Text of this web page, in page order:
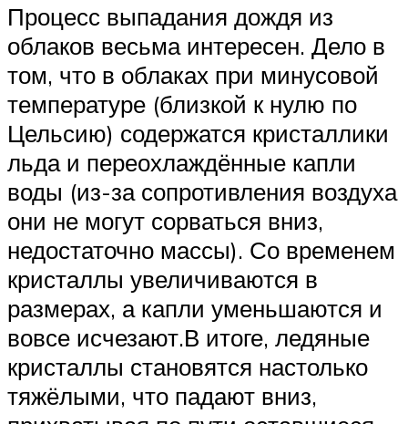
Процесс выпадания дождя из
облаков весьма интересен. Дело в
том, что в облаках при минусовой
температуре (близкой к нулю по
Цельсию) содержатся кристаллики
льда и переохлаждённые капли
воды (из-за сопротивления воздуха
они не могут сорваться вниз,
недостаточно массы). Со временем
кристаллы увеличиваются в
размерах, а капли уменьшаются и
вовсе исчезают.В итоге, ледяные
кристаллы становятся настолько
тяжёлыми, что падают вниз,